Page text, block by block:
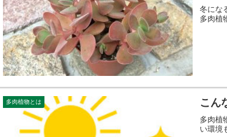
冬にな
多肉植
多肉植物とは こん
多肉植
い環境